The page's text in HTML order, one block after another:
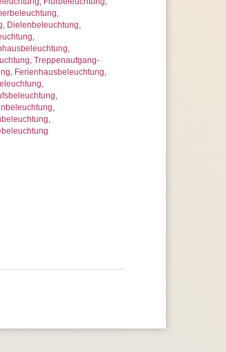
,
, Dielenbeleuchtung,
,
,
, Treppenaufgang-
, Ferienhausbeleuchtung,
,
,
,
,